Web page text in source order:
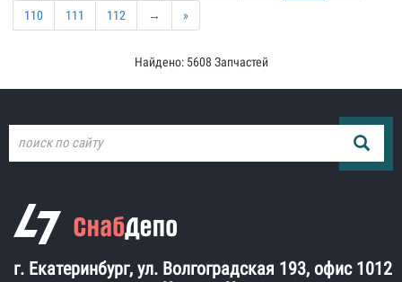
110 111 112 → »
Найдено: 5608 Запчастей
г. Екатеринбург, ул. Волгоградская 193, офис 1012